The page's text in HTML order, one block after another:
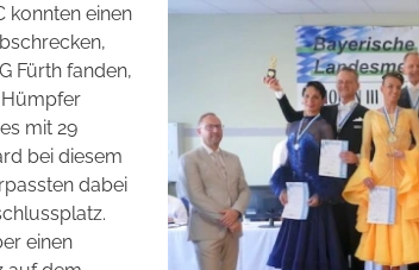
konnten einen
Fürth fanden,
mit 29
bei diesem
dabei
einen